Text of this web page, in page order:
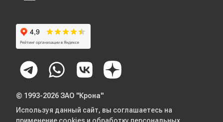
© 1993-2026 ЗАО "Крона"
Используя данный сайт, вы соглашаетесь на